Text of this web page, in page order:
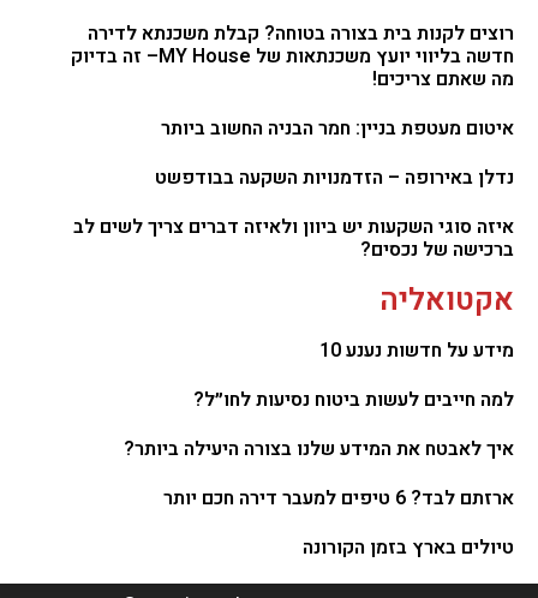
רוצים לקנות בית בצורה בטוחה? קבלת משכנתא לדירה
חדשה בליווי יועץ משכנתאות של MY House– זה בדיוק
מה שאתם צריכים!
איטום מעטפת בניין: חמר הבניה החשוב ביותר
נדלן באירופה – הזדמנויות השקעה בבודפשט
איזה סוגי השקעות יש ביוון ולאיזה דברים צריך לשים לב
ברכישה של נכסים?
אקטואליה
מידע על חדשות נענע 10
למה חייבים לעשות ביטוח נסיעות לחו״ל?
איך לאבטח את המידע שלנו בצורה היעילה ביותר?
ארזתם לבד? 6 טיפים למעבר דירה חכם יותר
טיולים בארץ בזמן הקורונה